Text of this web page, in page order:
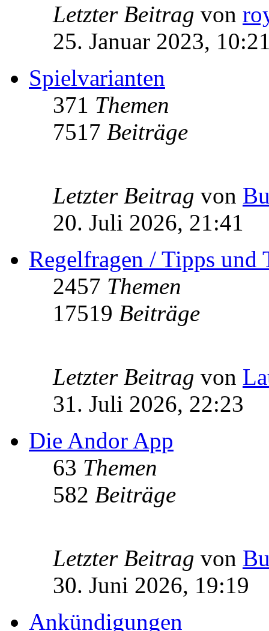
Letzter Beitrag von
25. Januar 2023,
Spielvarianten
371 Themen
7517 Beiträge
Letzter Beitrag von
20. Juli 2026, 21:41
Regelfragen / Tipps und
2457 Themen
17519 Beiträge
Letzter Beitrag von
31. Juli 2026, 22:23
Die Andor App
63 Themen
582 Beiträge
Letzter Beitrag von
30. Juni 2026, 19:19
Ankündigungen